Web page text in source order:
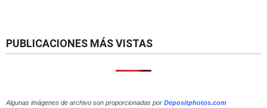
PUBLICACIONES MÁS VISTAS
Algunas imágenes de archivo son proporcionadas por Depositphotos.com